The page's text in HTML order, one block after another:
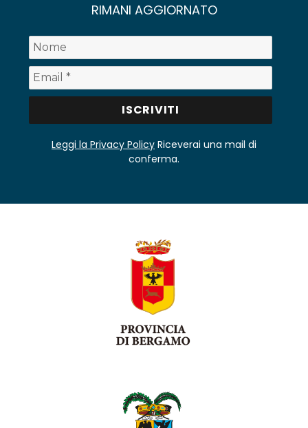
RIMANI AGGIORNATO
Leggi la Privacy Policy Riceverai una mail di
conferma.